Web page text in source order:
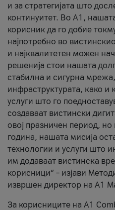
и за стратегијата што
континуитет. Во А1,
корисник да го добие
најпотребно во
и најквалитетен можен
решенија стои нашата
стабилна и сигурна
инфраструктурата, како и
услуги што го
создаваат вистински
овој празничен период, но
година, нашата мисија
технологии и услуги што
им додаваат вистинска
корисници“ – изјави
извршен директор на А1
За корисниците на A1